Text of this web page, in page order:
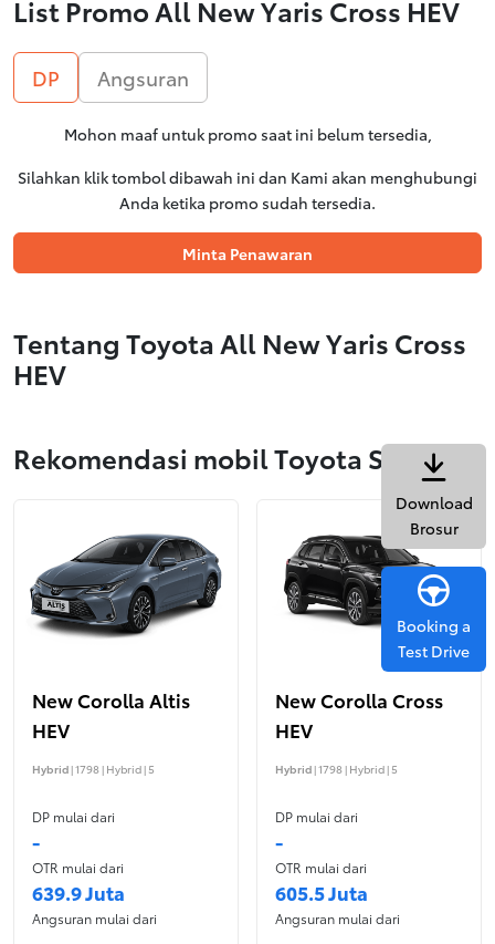
List Promo All New Yaris Cross HEV
DP Angsuran
Mohon maaf untuk promo saat ini belum tersedia,
Silahkan klik tombol dibawah ini dan Kami akan menghubungi
Anda ketika promo sudah tersedia.
Minta Penawaran
Tentang Toyota All New Yaris Cross
HEV
Rekomendasi mobil Toyota Sejenis
New Corolla Altis
HEV
Hybrid | 1798 | Hybrid | 5
DP mulai dari
-
OTR mulai dari
639.9 Juta
Angsuran mulai dari
New Corolla Cross
HEV
Hybrid | 1798 | Hybrid | 5
DP mulai dari
-
OTR mulai dari
605.5 Juta
Angsuran mulai dari
Download
Brosur
Booking a
Test Drive